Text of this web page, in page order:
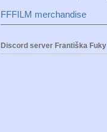
FFFILM merchandise
Discord server Františka Fuky